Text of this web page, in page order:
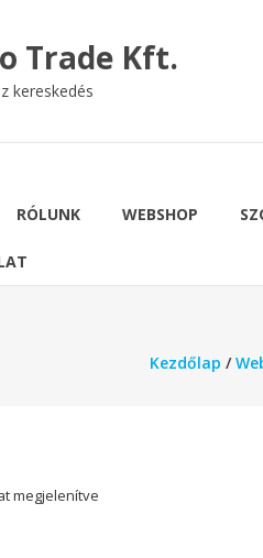
Trade Kft.
kereskedés
RÓLUNK WEBSHOP
Kezdőlap /
megjelenítve